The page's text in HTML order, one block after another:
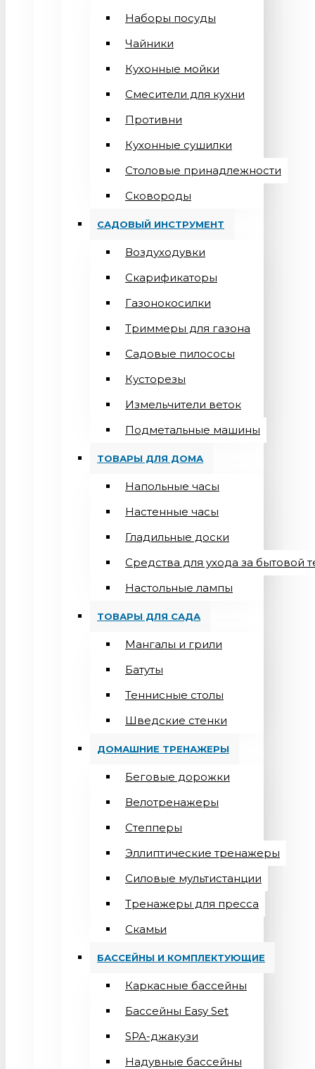
Наборы посуды
Чайники
Кухонные мойки
Смесители для кухни
Противни
Кухонные сушилки
Столовые принадлежности
Сковороды
САДОВЫЙ ИНСТРУМЕНТ
Воздуходувки
Скарификаторы
Газонокосилки
Триммеры для газона
Садовые пилососы
Кусторезы
Измельчители веток
Подметальные машины
ТОВАРЫ ДЛЯ ДОМА
Напольные часы
Настенные часы
Гладильные доски
Средства для ухода за бытовой
Настольные лампы
ТОВАРЫ ДЛЯ САДА
Мангалы и грили
Батуты
Теннисные столы
Шведские стенки
ДОМАШНИЕ ТРЕНАЖЕРЫ
Беговые дорожки
Велотренажеры
Степперы
Эллиптические тренажеры
Силовые мультистанции
Тренажеры для пресса
Скамьи
БАССЕЙНЫ И КОМПЛЕКТУЮЩИЕ
Каркасные бассейны
Бассейны Easy Set
SPA-джакузи
Надувные бассейны